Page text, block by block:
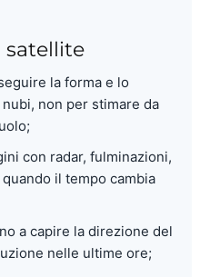
satellite
la forma e lo
non per stimare da
con radar, fulminazioni,
il tempo cambia
a capire la direzione del
nelle ultime ore;